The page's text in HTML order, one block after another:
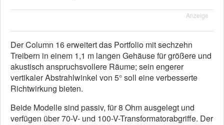
Anzeige
Der Column 16 erweitert das Portfolio mit sechzehn
Treibern in einem 1,1 m langen Gehäuse für größere und
akustisch anspruchsvollere Räume; sein engerer
vertikaler Abstrahlwinkel von 5° soll eine verbesserte
Richtwirkung bieten.
Beide Modelle sind passiv, für 8 Ohm ausgelegt und
verfügen über 70-V- und 100-V-Transformatorabgriffe. Der